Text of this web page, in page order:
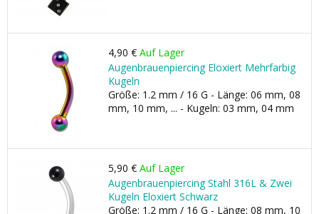
4,90 € Auf Lager
Augenbrauenpiercing Eloxiert Mehrfarbig
Kugeln
Größe: 1.2 mm / 16 G - Länge: 06 mm, 08
mm, 10 mm, ... - Kugeln: 03 mm, 04 mm
5,90 € Auf Lager
Augenbrauenpiercing Stahl 316L & Zwei
Kugeln Eloxiert Schwarz
Größe: 1.2 mm / 16 G - Länge: 08 mm, 10